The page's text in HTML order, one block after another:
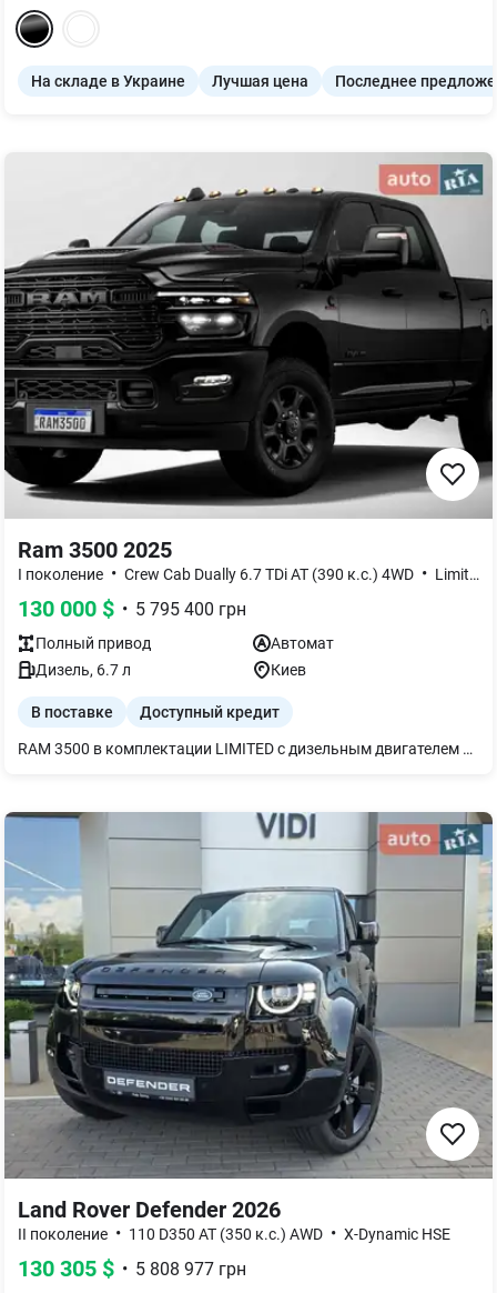
На складе в Украине Лучшая цена Последнее
Ram 3500 2025
I поколение • Crew Cab Dually 6.7 TDi AT (390 к.с.) 4WD • Limited
130 000 $ • 5 795 400 грн
Полный привод
Автомат
Дизель, 6.7л Киев
В поставке Доступный кредит
RAM 3500 в комплектации LIMITED с дизельным двигателем 6.7 Официальная гарантия
Land Rover Defender 2026
II поколение • 110 D350 AT (350 к.с.) AWD • X-Dynamic HSE
130 305 $ • 5 808 977 грн